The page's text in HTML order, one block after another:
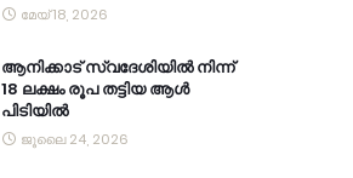
മേയ് 18, 2026
ആനിക്കാട് സ്വദേശിയിൽ നിന്ന്
18 ലക്ഷം രൂപ തട്ടിയ ആൾ
പിടിയിൽ
ജൂലൈ 24, 2026